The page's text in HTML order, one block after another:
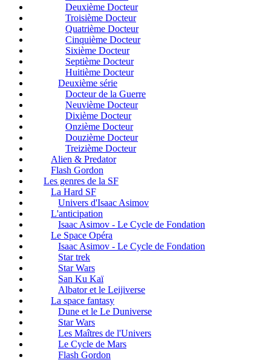
Deuxième Docteur
Troisième Docteur
Quatrième Docteur
Cinquième Docteur
Sixième Docteur
Septième Docteur
Huitième Docteur
Deuxième série
Docteur de la Guerre
Neuvième Docteur
Dixième Docteur
Onzième Docteur
Douzième Docteur
Treizième Docteur
Alien & Predator
Flash Gordon
Les genres de la SF
La Hard SF
Univers d'Isaac Asimov
L'anticipation
Isaac Asimov - Le Cycle de Fondation
Le Space Opéra
Isaac Asimov - Le Cycle de Fondation
Star trek
Star Wars
San Ku Kaï
Albator et le Leijiverse
La space fantasy
Dune et le Le Duniverse
Star Wars
Les Maîtres de l'Univers
Le Cycle de Mars
Flash Gordon